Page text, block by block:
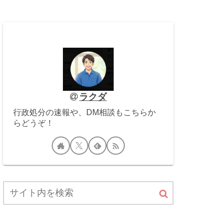
ラクダ
行政処分の速報や、DM相談もこちらか
らどうぞ！